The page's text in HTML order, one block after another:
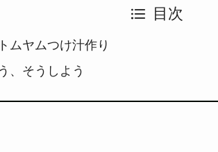
目次
ムヤムつけ汁作り
、そうしよう